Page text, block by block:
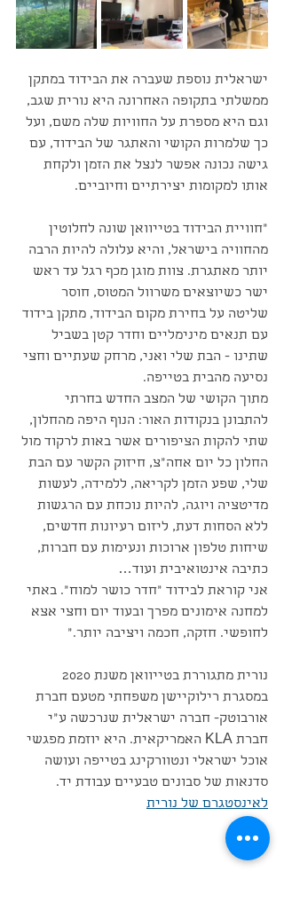
ישראלית נוספת שעברה את הבידוד במתקן
ממשלתי בתקופה האחרונה היא נורית שגב,
וגם היא מספרת על החוויות שלה משם, ועל
כך שלמרות הקושי והאתגר של הבידוד, עם
גישה נכונה אפשר לנצל את הזמן ולקחת
אותו למקומות יצירתיים וחיוביים.
"חוויית הבידוד בטייוואן שונה לחלוטין
מהחוויה בישראל, והיא עלולה להיות הרבה
יותר מאתגרת. צוות מוגן מכף רגל עד ראש
ישר כשיוצאים משרוול המטוס, חוסר
שליטה על בחירת מקום הבידוד, מתקן בידוד
עם תנאים מינימליים וחדר קטן בשביל
שתינו - הבת שלי ואני, מרחק שעתיים וחצי
נסיעה מהבית בטייפה.
מתוך הקושי של המצב החדש בחרתי
להתבונן בנקודות האור: הנוף היפה מהחלון,
שתי להקות הציפורים אשר באות לרקוד מול
החלון כל יום אחה"צ, חיזוק הקשר עם הבת
שלי, שפע הזמן לקריאה, ללמידה, לעשות
מדיטציה ויוגה, להיות נוכחת עם הרגשות
ללא הסחות דעת, ליזום רעיונות חדשים,
שיחות טלפון ארוכות ונעימות עם חברות,
כתיבה אינטואיבית ועוד…
אני קוראת לבידוד ״חדר כושר למוח״. באתי
למחנה אימונים מפרך ובעוד יום וחצי אצא
לחופשי. חזקה, חכמה ויציבה יותר."
במסגרת רילוקיישן משפחתי מטעם חברת
אורבוטק- חברה ישראלית שנרכשה ע״י
חברת KLA האמריקאית. היא יוזמת מפגשי
אוכל ישראלי ונטוורקינג בטייפה ועושה
סדנאות של סבונים טבעיים עבודת יד.
לאינסטגרם של נורית